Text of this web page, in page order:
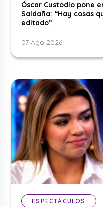
Óscar Custodio pone
Saldaña: “Hay cosas
editado”
07 Ago 2026
ESPECTÁCULOS